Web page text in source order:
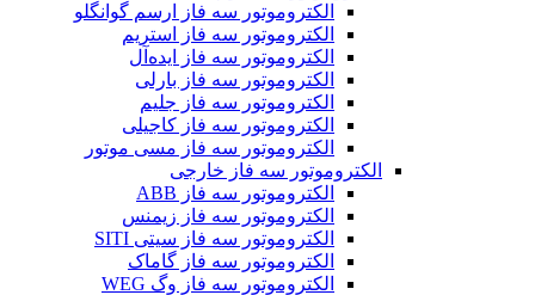
الکتروموتور سه فاز ارسم گوانگلو
الکتروموتور سه فاز استریم
الکتروموتور سه فاز ایده‌آل
الکتروموتور سه فاز بارلی
الکتروموتور سه فاز جلیم
الکتروموتور سه فاز کاجیلی
الکتروموتور سه فاز مسی موتور
الکتروموتور سه فاز خارجی
الکتروموتور سه فاز ABB
الکتروموتور سه فاز زیمنس
الکتروموتور سه فاز سیتی SITI
الکتروموتور سه فاز گاماک
الکتروموتور سه فاز وگ WEG